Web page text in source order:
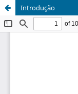
Introdução